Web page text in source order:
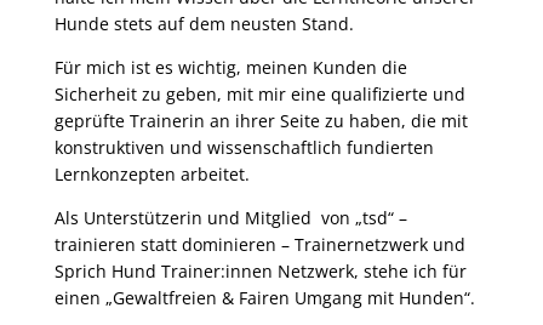
Hunde stets auf dem neusten Stand.
Für mich ist es wichtig, meinen Kunden die
Sicherheit zu geben, mit mir eine qualifizierte und
geprüfte Trainerin an ihrer Seite zu haben, die mit
konstruktiven und wissenschaftlich fundierten
Lernkonzepten arbeitet.
Als Unterstützerin und Mitglied von „tsd“ –
trainieren statt dominieren – Trainernetzwerk und
Sprich Hund Trainer:innen Netzwerk, stehe ich für
einen „Gewaltfreien & Fairen Umgang mit Hunden“.